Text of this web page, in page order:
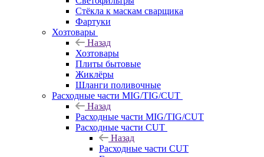
Стёкла к маскам сварщика
Фартуки
Хозтовары
Назад
Хозтовары
Плиты бытовые
Жиклёры
Шланги поливочные
Расходные части MIG/TIG/CUT
Назад
Расходные части MIG/TIG/CUT
Расходные части CUT
Назад
Расходные части CUT